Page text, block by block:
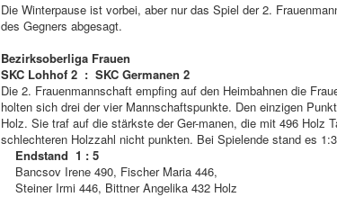
Die Winterpause ist vorbei, aber nur das Spiel der 2.
des Gegners abgesagt.
Bezirksoberliga Frauen
SKC Lohhof 2 : SKC Germanen 2
Die 2. Frauenmannschaft empfing auf den Heimbahnen die
holten sich drei der vier Mannschaftspunkte. Den einzigen
Holz. Sie traf auf die stärkste der Ger-manen, die mit 496 Holz
schlechteren Holzzahl nicht punkten. Bei Spielende stand es
Endstand 1 : 5
Bancsov Irene 490, Fischer Maria 446,
Steiner Irmi 446, Bittner Angelika 432 Holz